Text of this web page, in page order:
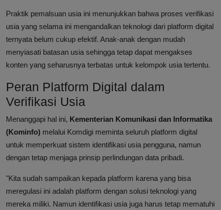
Praktik pemalsuan usia ini menunjukkan bahwa proses verifikasi
usia yang selama ini mengandalkan teknologi dari platform digital
ternyata belum cukup efektif. Anak-anak dengan mudah
menyiasati batasan usia sehingga tetap dapat mengakses
konten yang seharusnya terbatas untuk kelompok usia tertentu.
Peran Platform Digital dalam
Verifikasi Usia
Menanggapi hal ini, Kementerian Komunikasi dan Informatika
(Kominfo) melalui Komdigi meminta seluruh platform digital
untuk memperkuat sistem identifikasi usia pengguna, namun
dengan tetap menjaga prinsip perlindungan data pribadi.
"Kita sudah sampaikan kepada platform karena yang bisa
meregulasi ini adalah platform dengan solusi teknologi yang
mereka miliki. Namun identifikasi usia juga harus tetap mematuhi